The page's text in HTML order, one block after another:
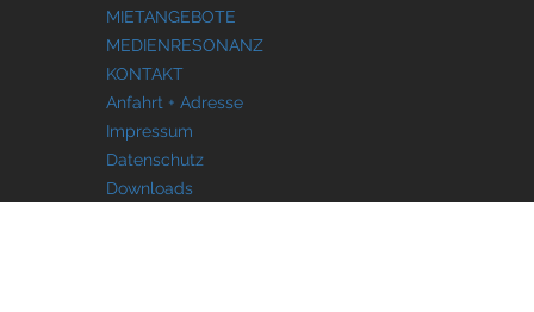
MIETANGEBOTE
MEDIENRESONANZ
KONTAKT
Anfahrt + Adresse
Impressum
Datenschutz
Downloads